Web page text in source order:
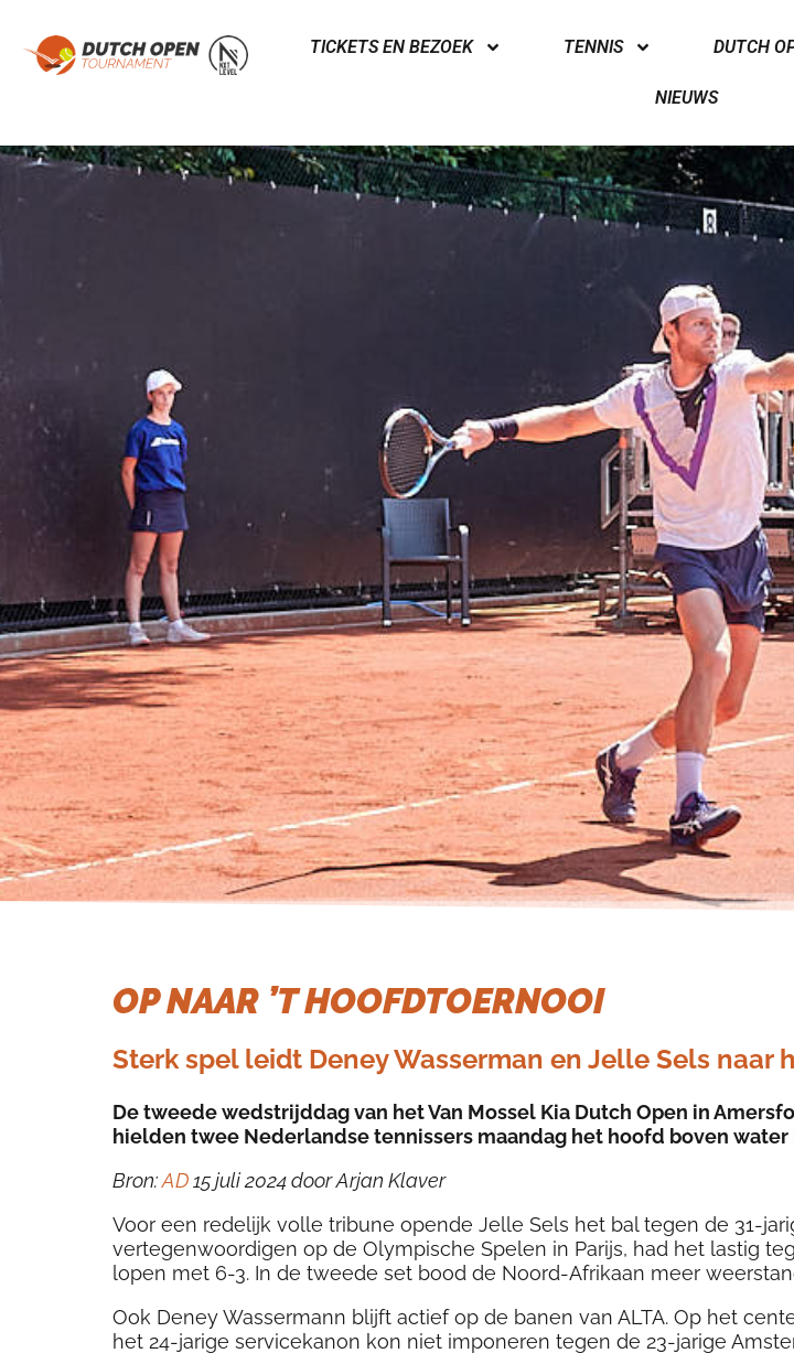
TICKETS EN BEZOEK TENNIS DUTCH
NIEUWS
OP NAAR ’T HOOFDTOERNOOI
Sterk spel leidt Deney Wasserman en Jelle Sels
De tweede wedstrijddag van het Van Mossel Kia Dutch Open in
hielden twee Nederlandse tennissers maandag het hoofd boven
Bron:AD 15 juli 2024 door Arjan Klaver
Voor een redelijk volle tribune opende Jelle Sels het bal tegen de 31-
vertegenwoordigen op de Olympische Spelen in Parijs, had het lastig
lopen met 6-3. In de tweede set bood de Noord-Afrikaan meer
Ook Deney Wassermann blijft actief op de banen van ALTA. Op het
het 24-jarige servicekanon kon niet imponeren tegen de 23-jarige